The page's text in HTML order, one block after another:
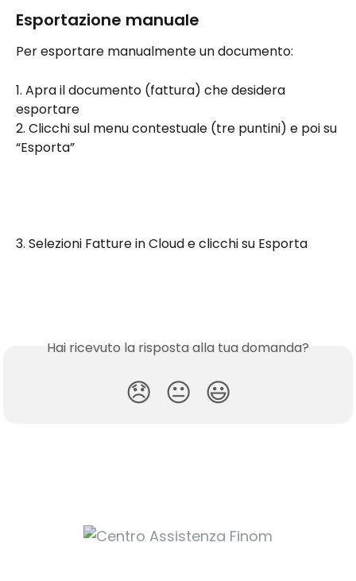
Esportazione manuale
Per esportare manualmente un documento:
1. Apra il documento (fattura) che desidera
esportare
2. Clicchi sul menu contestuale (tre puntini) e poi su
“Esporta”
3. Selezioni Fatture in Cloud e clicchi su Esporta
Hai ricevuto la risposta alla tua domanda?
😞 😐 😃